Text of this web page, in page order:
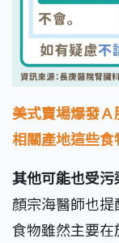
美式賣場爆發Ａ
相關產地這些食
其他可能也受污
顏宗海醫師也
食物雖然主要